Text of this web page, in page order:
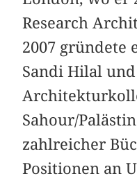
Research
2007 gründete
Sandi Hilal
Sahour/
zahlreicher
Positionen an